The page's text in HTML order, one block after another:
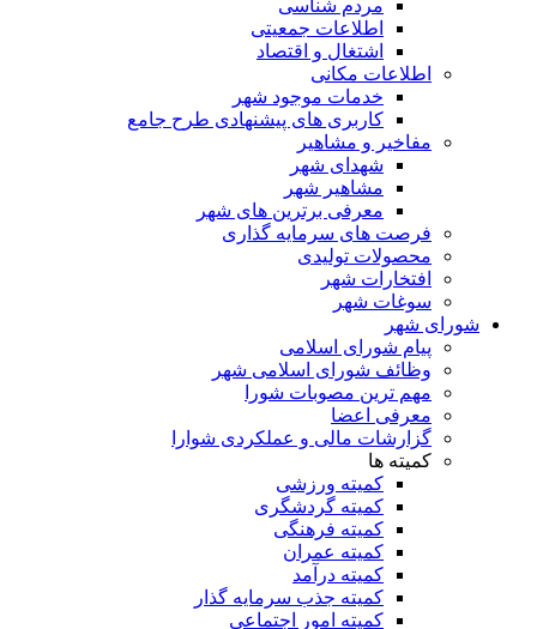
مردم شناسی
اطلاعات جمعیتی
اشتغال و اقتصاد
اطلاعات مکانی
خدمات موجود شهر
کاربری های پیشنهادی طرح جامع
مفاخیر و مشاهیر
شهدای شهر
مشاهیر شهر
معرفی برترین های شهر
فرصت های سرمایه گذاری
محصولات تولیدی
افتخارات شهر
سوغات شهر
شورای شهر
پیام شورای اسلامی
وظائف شورای اسلامی شهر
مهم ترین مصوبات شورا
معرفی اعضا
گزارشات مالی و عملکردی شوارا
کمیته ها
کمیته ورزشی
کمیته گردشگری
کمیته فرهنگی
کمیته عمران
کمیته درآمد
کمیته جذب سرمایه گذار
کمیته امور اجتماعی